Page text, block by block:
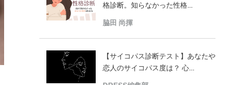
格診断。知らなかった性格...
脇田 尚揮
【サイコパス診断テスト】あなたや
恋人のサイコパス度は？ 心...